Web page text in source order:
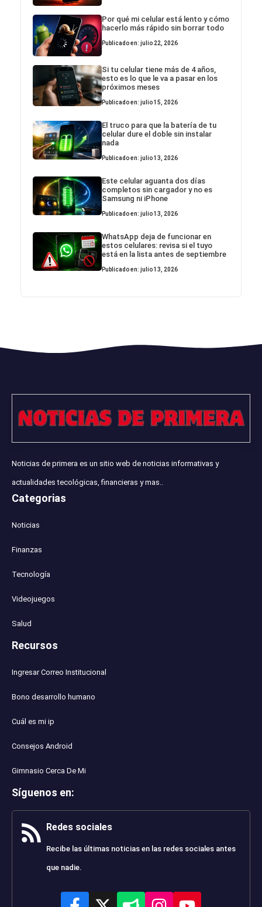
Por qué mi celular está lento y cómo
hacerlo más rápido sin borrar todo
Publicado en: julio 22, 2026
Si tu celular tiene más de 4 años,
esto es lo que le va a pasar en los
próximos meses
Publicado en: julio 15, 2026
El truco para que la batería de tu
celular dure el doble sin instalar
nada
Publicado en: julio 13, 2026
Este celular aguanta dos días
completos sin cargador y no es
Samsung ni iPhone
Publicado en: julio 13, 2026
WhatsApp deja de funcionar en
estos celulares: revisa si el tuyo
está en la lista antes de septiembre
Publicado en: julio 13, 2026
Noticias de primera es un sitio web de noticias informativas y
actualidades tecológicas, financieras y mas..
Categorias
Noticias
Finanzas
Tecnología
Videojuegos
Salud
Recursos
Ingresar Correo Institucional
Bono desarrollo humano
Cuál es mi ip
Consejos Android
Gimnasio Cerca De Mi
Síguenos en:
Redes sociales
Recibe las últimas noticias en las redes sociales antes
que nadie.